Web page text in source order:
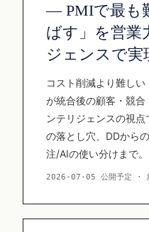
— PMIで最も
ばす」を営業
ジェンスで実
コスト削減より難し
が統合後の顧客・競合
ンテリジェンスの視
の落とし穴、DDから
注/AIの使い分けまで。
2026-07-05 公開予定 ·